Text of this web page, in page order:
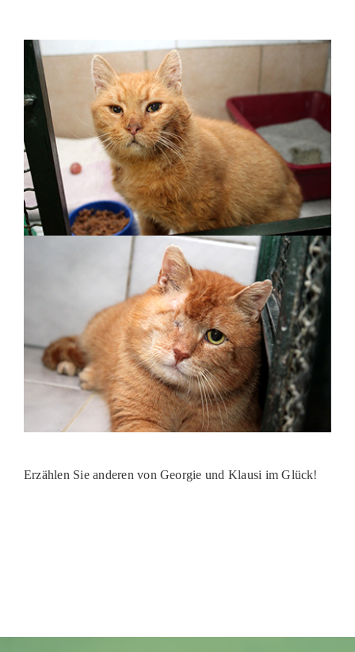
RATGEBER
Erzählen Sie anderen von Georgie und Klausi im Glück!